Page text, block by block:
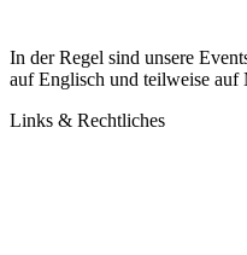
In der Regel sind unsere
auf Englisch und teilweise auf
Links & Rechtliches